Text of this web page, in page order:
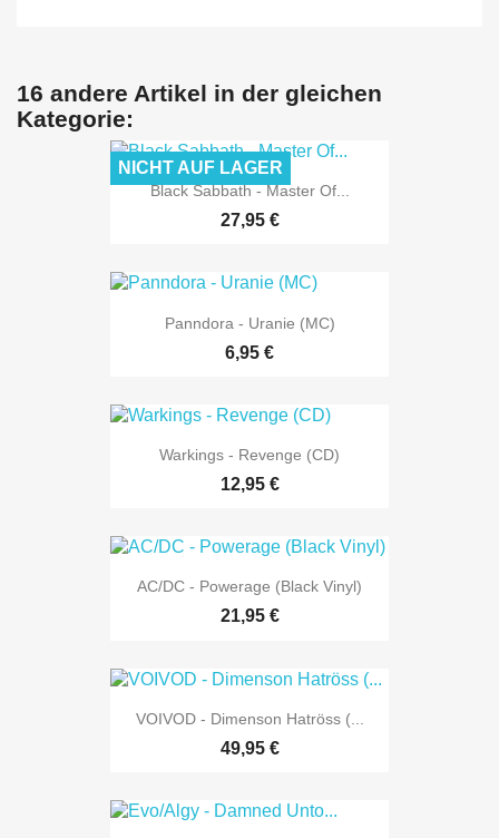
16 andere Artikel in der gleichen
Kategorie:
Black Sabbath - Master Of...
27,95 €
NICHT AUF LAGER
Panndora - Uranie (MC)
6,95 €
Warkings - Revenge (CD)
12,95 €
AC/DC - Powerage (Black Vinyl)
21,95 €
VOIVOD - Dimenson Hatröss (...
49,95 €